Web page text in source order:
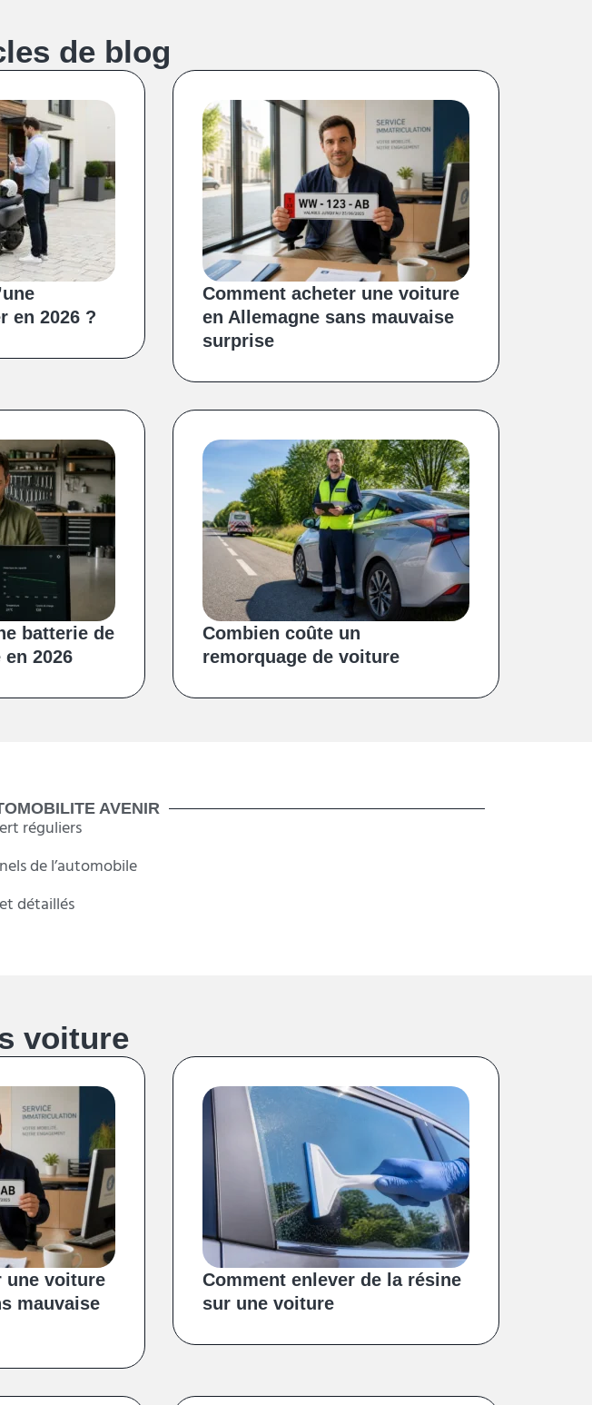
de blog
en 2026 ?
Comment acheter une voiture
en Allemagne sans mauvaise
surprise
batterie de
2026
Combien coûte un
remorquage de voiture
AVENIR
réguliers
de l’automobile
détaillés
voiture
une voiture
mauvaise
Comment enlever de la résine
sur une voiture